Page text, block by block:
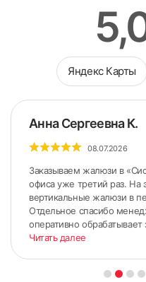
Яндекс Карты
Анна Сергеевна К.
08.07.2026
Заказываем жалюзи в
офиса уже третий раз. На
вертикальные жалюзи в
Отдельное спасибо
оперативно обрабатывает
Читать далее